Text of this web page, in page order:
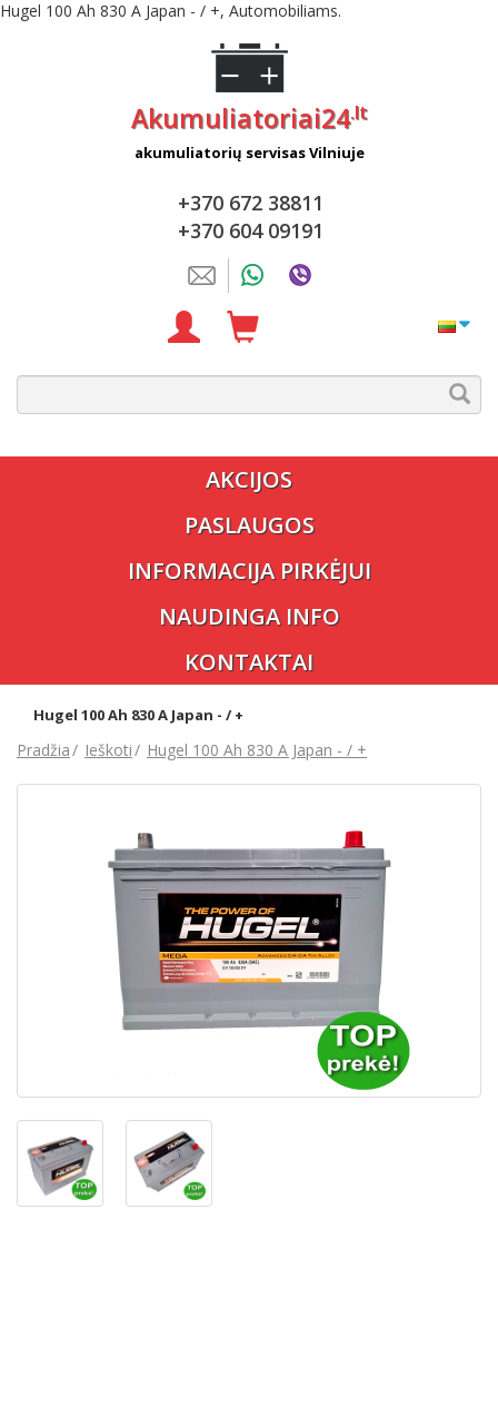
Hugel 100 Ah 830 A Japan - / +, Automobiliams.
Akumuliatoriai24.lt
akumuliatorių servisas Vilniuje
+370 672 38811
+370 604 09191
AKCIJOS
PASLAUGOS
INFORMACIJA PIRKĖJUI
NAUDINGA INFO
KONTAKTAI
Hugel 100 Ah 830 A Japan - / +
Pradžia Ieškoti Hugel 100 Ah 830 A Japan - / +